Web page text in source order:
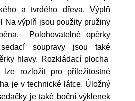
a tvrdého dřeva. Výplň
Na výplň jsou použity pružiny
Polohovatelné opěrky
soupravy jsou také
hlavy. Rozkládací plocha
lze rozložit pro příležitostné
je v technické látce. Úložný
je také boční výklenek